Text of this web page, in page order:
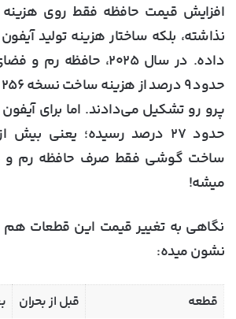
افزایش قیمت حافظه فقط روی هزینه
نذاشته، بلکه ساختار هزینه تولید
داده. در سال ۲۰۲۵،
حدود ۲۷ درصد رسیده؛ یعنی
ساخت گوشی فقط صرف حافظه رم و
میشه!
نگاهی به تغییر قیمت این قطعات هم
نشون میده:
قطعه قبل از بحران